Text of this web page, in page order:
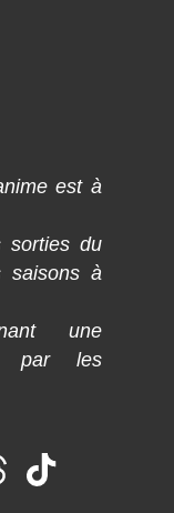
est à
sorties du
saisons à
une
par les